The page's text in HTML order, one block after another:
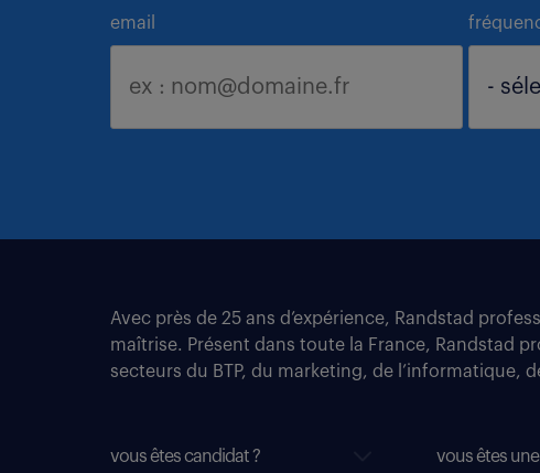
email
Avec près de 25 ans d’expérience, Randstad
maîtrise. Présent dans toute la France, Randstad
secteurs du BTP, du marketing, de l’informatique,
vous êtes candidat ? vous êtes